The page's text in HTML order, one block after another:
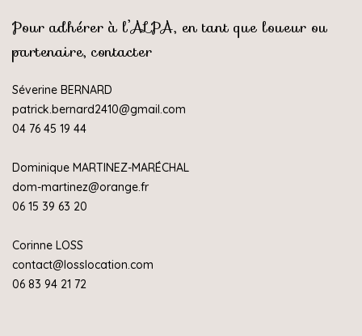
Pour adhérer à l’ALPA, en tant que loueur ou
partenaire, contacter
Séverine BERNARD
patrick.bernard2410@gmail.com
04 76 45 19 44
Dominique MARTINEZ-MARÉCHAL
dom-martinez@orange.fr
06 15 39 63 20
Corinne LOSS
contact@losslocation.com
06 83 94 21 72